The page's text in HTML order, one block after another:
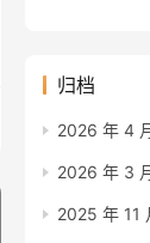
归档
2026 年 4
2026 年 3
2025 年 11